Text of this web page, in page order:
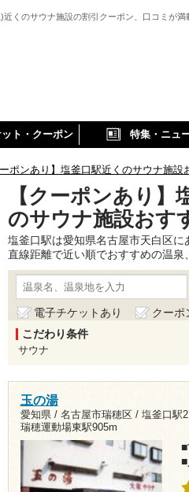
近くのサウナ施設の割引クーポン、口コミが満
ト・クーポン 特集・ニュ
ーポンあり】塩釜口駅近くのサウナ施設
【クーポンあり】
のサウナ施設おす
塩釜口駅は愛知県名古屋市天白区
直線距離で近い順でおすすめの温泉
電子チケットあり クーポ
こだわり条件
サウナ
玉の湯
愛知県 / 名古屋市瑞穂区 / 塩釜口駅
瑞穂運動場東駅905m